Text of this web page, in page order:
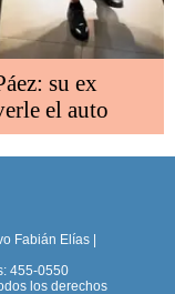
su ex
el auto
Fabián Elías |
455-0550
los derechos